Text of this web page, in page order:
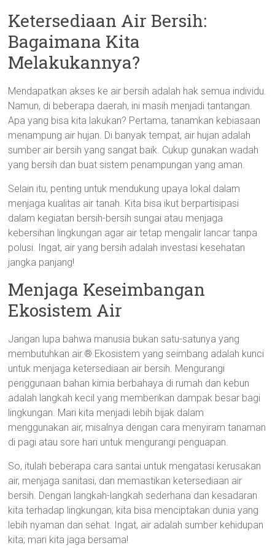
Ketersediaan Air Bersih:
Bagaimana Kita
Melakukannya?
Mendapatkan akses ke air bersih adalah hak semua individu.
Namun, di beberapa daerah, ini masih menjadi tantangan.
Apa yang bisa kita lakukan? Pertama, tanamkan kebiasaan
menampung air hujan. Di banyak tempat, air hujan adalah
sumber air bersih yang sangat baik. Cukup gunakan wadah
yang bersih dan buat sistem penampungan yang aman.
Selain itu, penting untuk mendukung upaya lokal dalam
menjaga kualitas air tanah. Kita bisa ikut berpartisipasi
dalam kegiatan bersih-bersih sungai atau menjaga
kebersihan lingkungan agar air tetap mengalir lancar tanpa
polusi. Ingat, air yang bersih adalah investasi kesehatan
jangka panjang!
Menjaga Keseimbangan
Ekosistem Air
Jangan lupa bahwa manusia bukan satu-satunya yang
membutuhkan air.® Ekosistem yang seimbang adalah kunci
untuk menjaga ketersediaan air bersih. Mengurangi
penggunaan bahan kimia berbahaya di rumah dan kebun
adalah langkah kecil yang memberikan dampak besar bagi
lingkungan. Mari kita menjadi lebih bijak dalam
menggunakan air, misalnya dengan cara menyiram tanaman
di pagi atau sore hari untuk mengurangi penguapan.
So, itulah beberapa cara santai untuk mengatasi kerusakan
air, menjaga sanitasi, dan memastikan ketersediaan air
bersih. Dengan langkah-langkah sederhana dan kesadaran
kita terhadap lingkungan, kita bisa menciptakan dunia yang
lebih nyaman dan sehat. Ingat, air adalah sumber kehidupan
kita; mari kita jaga bersama!